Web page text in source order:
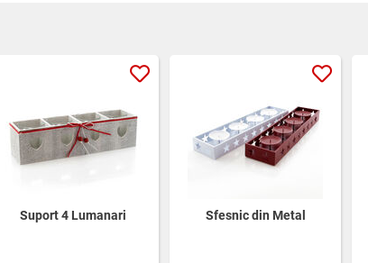
Suport 4 Lumanari Sfesnic din Metal